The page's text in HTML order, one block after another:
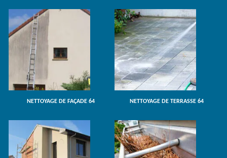
NETTOYAGE DE FAÇADE 64 NETTOYAGE DE TERRASSE 64